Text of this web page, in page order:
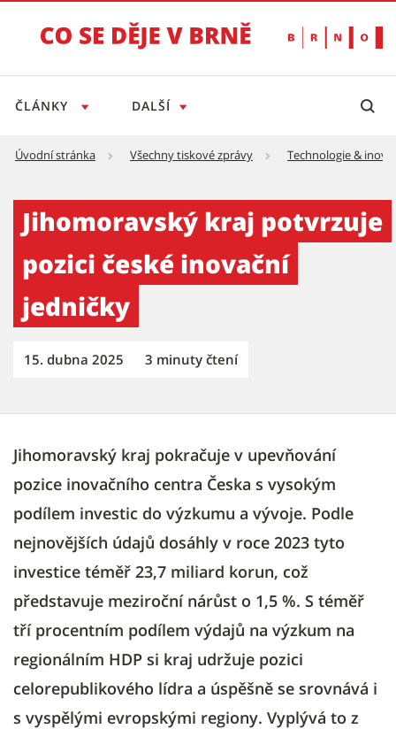
ČLÁNKY DALŠÍ
Úvodní stránka Všechny tiskové zprávy Technologie &
Jihomoravský kraj potvrzuje
pozici české inovační
jedničky
15. dubna 2025 3 minuty čtení
Jihomoravský kraj pokračuje v upevňování
pozice inovačního centra Česka s vysokým
podílem investic do výzkumu a vývoje. Podle
nejnovějších údajů dosáhly v roce 2023 tyto
investice téměř 23,7 miliard korun, což
představuje meziroční nárůst o 1,5 %. S téměř
tří procentním podílem výdajů na výzkum na
regionálním HDP si kraj udržuje pozici
celorepublikového lídra a úspěšně se srovnává i
s vyspělými evropskými regiony. Vyplývá to z